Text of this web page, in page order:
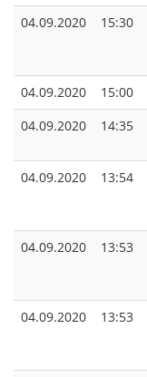
04.09.2020
15:30
04.09.2020
15:00
04.09.2020
14:35
04.09.2020
13:54
04.09.2020
13:53
04.09.2020
13:53